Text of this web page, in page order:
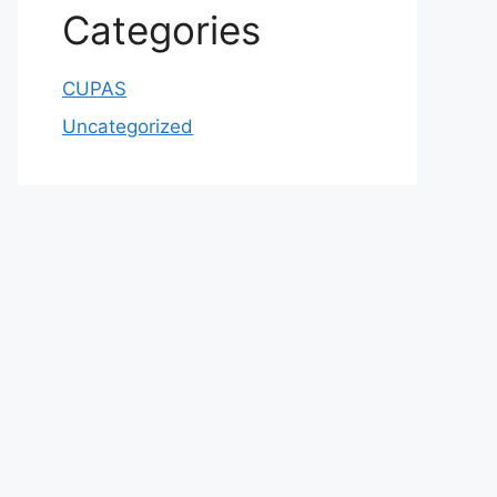
Categories
CUPAS
Uncategorized